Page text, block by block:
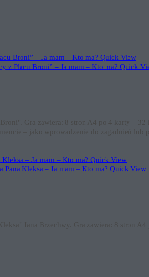
Quick View
Quick
Gra zawiera: 8 stron A4 po 4 karty –
– jako wprowadzenie do zagadnień lub
Quick View
Quick View
Jana Brzechwy. Gra zawiera: 8 stron